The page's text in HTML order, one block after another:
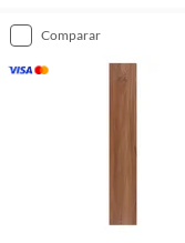
comparar